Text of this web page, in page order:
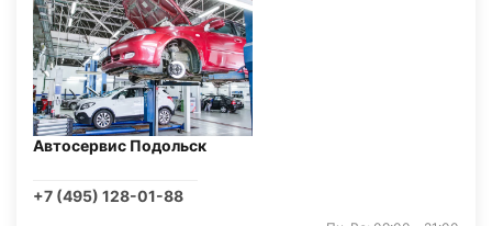
Автосервис Подольск
+7 (495) 128-01-88